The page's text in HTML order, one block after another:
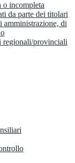
o incompleta
da parte dei titolari
di
regionali/provinciali